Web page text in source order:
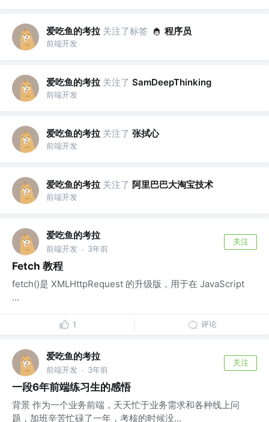
爱吃鱼的考拉 关注了标签 程序员
前端开发
爱吃鱼的考拉 关注了 SamDeepThinking
前端开发
爱吃鱼的考拉 关注了 张拭心
前端开发
爱吃鱼的考拉 关注了 阿里巴巴大淘宝技术
前端开发
爱吃鱼的考拉
前端开发 · 3年前
关注
Fetch 教程
fetch()是 XMLHttpRequest 的升级版，用于在 JavaScript
...
1 评论
爱吃鱼的考拉
前端开发 · 3年前
关注
一段6年前端练习生的感悟
背景 作为一个业务前端，天天忙于业务需求和各种线上问
题，加班辛苦忙碌了一年，考核的时候没...